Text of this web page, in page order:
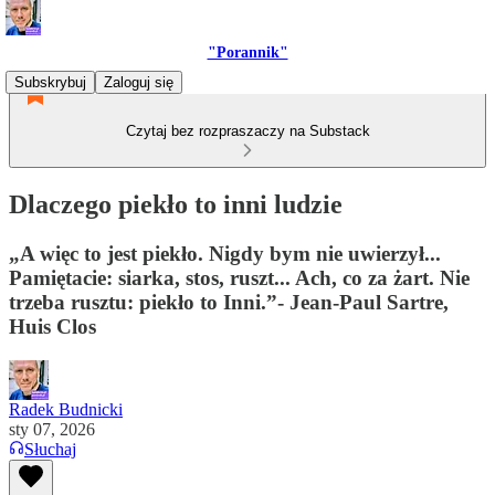
"Porannik"
Subskrybuj
Zaloguj się
Czytaj bez rozpraszaczy na Substack
Dlaczego piekło to inni ludzie
„A więc to jest piekło. Nigdy bym nie uwierzył...
Pamiętacie: siarka, stos, ruszt... Ach, co za żart. Nie
trzeba rusztu: piekło to Inni.”- Jean-Paul Sartre,
Huis Clos
Radek Budnicki
sty 07, 2026
Słuchaj